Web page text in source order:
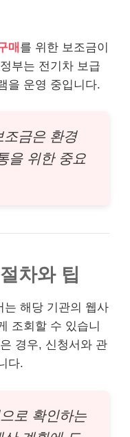
매 를 위한 보조금이
부는 전기차 보급
을 운영 중입니다.
조금은 환경
을 위한 중요
차와 팁
는 해당 기관의 웹사
조회할 수 있습니
경우, 신청서와 관
다.
로 확인하는